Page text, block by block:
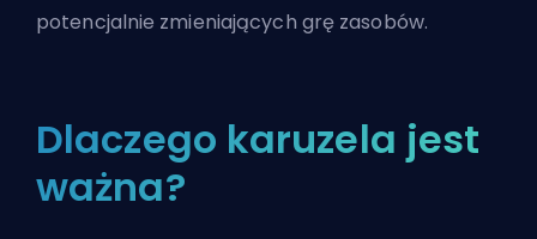
potencjalnie zmieniających grę zasobów.
Dlaczego karuzela jest
ważna?